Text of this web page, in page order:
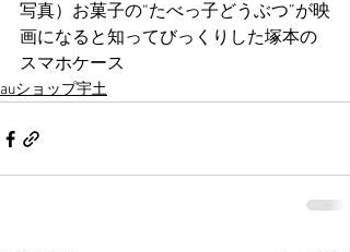
写真）お菓子の“たべっ子どうぶつ”が映
画になると知ってびっくりした塚本の
スマホケース
auショップ宇土